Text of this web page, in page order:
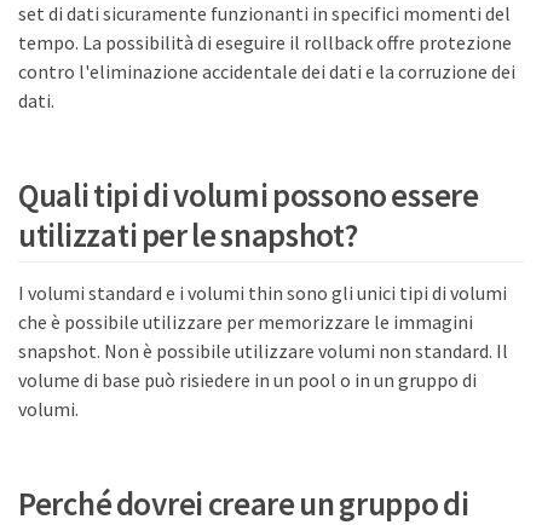
set di dati sicuramente funzionanti in specifici momenti del
tempo. La possibilità di eseguire il rollback offre protezione
contro l'eliminazione accidentale dei dati e la corruzione dei
dati.
Quali tipi di volumi possono essere
utilizzati per le snapshot?
I volumi standard e i volumi thin sono gli unici tipi di volumi
che è possibile utilizzare per memorizzare le immagini
snapshot. Non è possibile utilizzare volumi non standard. Il
volume di base può risiedere in un pool o in un gruppo di
volumi.
Perché dovrei creare un gruppo di